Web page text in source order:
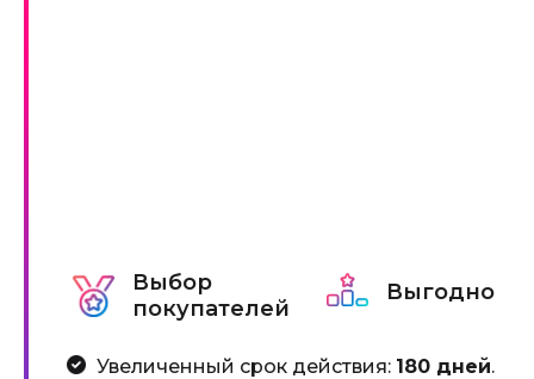
Выбор
покупателей
Выгодно
Увеличенный срок действия: 180 дней.